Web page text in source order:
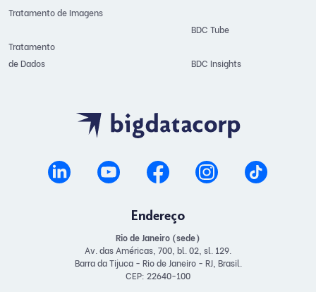
Tratamento de Imagens
Tratamento
de Dados
BDC Tube
BDC Insights
Endereço
Rio de Janeiro (sede)
Av. das Américas, 700, bl. 02, sl. 129.
Barra da Tijuca - Rio de Janeiro - RJ, Brasil.
CEP: 22640-100